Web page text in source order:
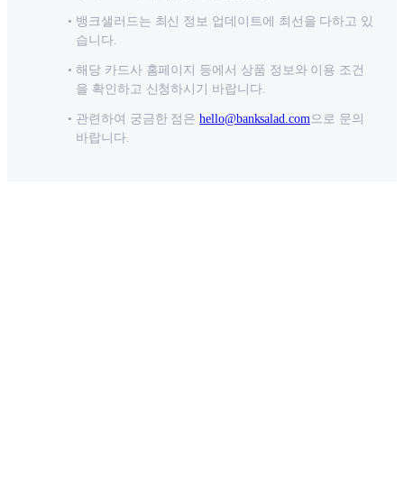
뱅크샐러드는 최신 정보 업데이트에 최선을 다하고 있
습니다.
해당 카드사 홈페이지 등에서 상품 정보와 이용 조건
을 확인하고 신청하시기 바랍니다.
관련하여 궁금한 점은 hello@banksalad.com으로 문의
바랍니다.